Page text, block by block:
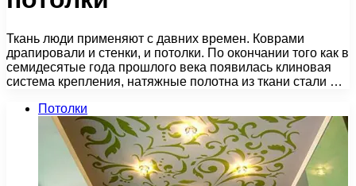
Ткань люди применяют с давних времен. Коврами
драпировали и стенки, и потолки. По окончании того как в
семидесятые года прошлого века появилась клиновая
система крепления, натяжные полотна из ткани стали …
Потолки